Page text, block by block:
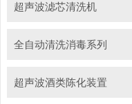
超声波滤芯清洗机
全自动清洗消毒系列
超声波酒类陈化装置